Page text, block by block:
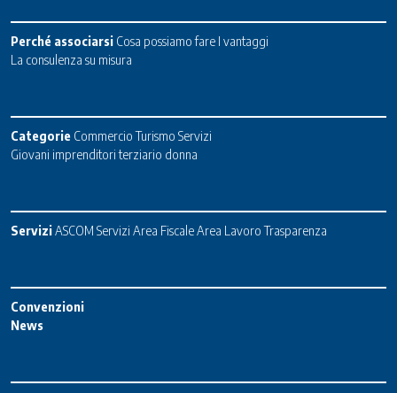
Perché associarsi Cosa possiamo fare I vantaggi
La consulenza su misura
Categorie Commercio Turismo Servizi
Giovani imprenditori terziario donna
ServiziASCOM Servizi Area FiscaleArea Lavoro Trasparenza
Convenzioni
News